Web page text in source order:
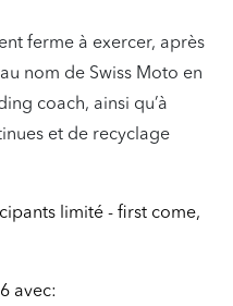
ferme à exercer, après
nom de Swiss Moto en
coach, ainsi qu’à
et de recyclage
limité - first come,
avec: